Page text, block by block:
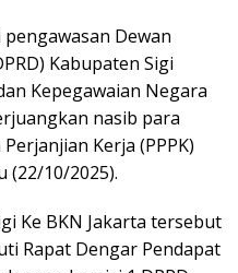
Dewan
Kabupaten Sigi
Kepegawaian Negara
nasib para
Kerja (PPPK)
(22/10/2025).
Ke BKN Jakarta tersebut
Rapat Dengar Pendapat